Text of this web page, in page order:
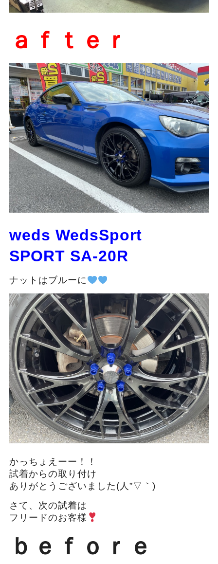
ａｆｔｅｒ
weds WedsSport
SPORT SA-20R
ナットはブルーに
かっちょえーー！！
試着からの取り付け
ありがとうございました(人”▽｀)
さて、次の試着は
フリードのお客様
ｂｅｆｏｒｅ